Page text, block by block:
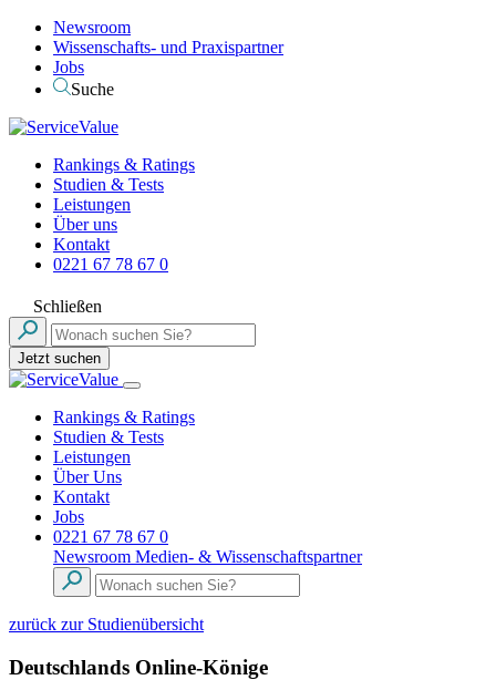
Newsroom
Wissenschafts- und Praxispartner
Jobs
Suche
Rankings & Ratings
Studien & Tests
Leistungen
Über uns
Kontakt
0221 67 78 67 0
Schließen
Jetzt suchen
Rankings & Ratings
Studien & Tests
Leistungen
Über Uns
Kontakt
Jobs
0221 67 78 67 0
Newsroom Medien- & Wissenschaftspartner
zurück zur Studienübersicht
Deutschlands Online-Könige